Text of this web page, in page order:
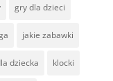
gry dla dzieci
jakie zabawki
dziecka klocki